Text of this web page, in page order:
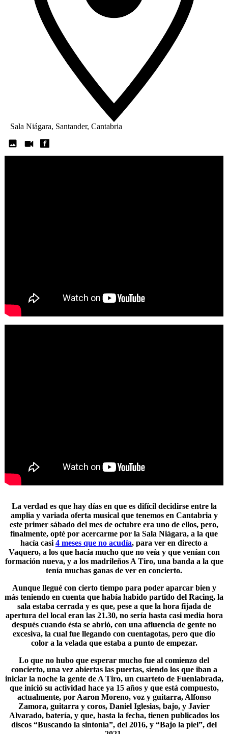
Sala Niágara, Santander, Cantabria
La verdad es que hay días en que es difícil decidirse entre la
amplia y variada oferta musical que tenemos en Cantabria y
este primer sábado del mes de octubre era uno de ellos, pero,
finalmente, opté por acercarme por la Sala Niágara, a la que
hacía casi 4 meses que no acudía, para ver en directo a
Vaquero, a los que hacía mucho que no veía y que venían con
formación nueva, y a los madrileños A Tiro, una banda a la que
tenía muchas ganas de ver en concierto.
Aunque llegué con cierto tiempo para poder aparcar bien y
más teniendo en cuenta que había habido partido del Racing, la
sala estaba cerrada y es que, pese a que la hora fijada de
apertura del local eran las 21.30, no sería hasta casi media hora
después cuando ésta se abrió, con una afluencia de gente no
excesiva, la cual fue llegando con cuentagotas, pero que dio
color a la velada que estaba a punto de empezar.
Lo que no hubo que esperar mucho fue al comienzo del
concierto, una vez abiertas las puertas, siendo los que iban a
iniciar la noche la gente de A Tiro, un cuarteto de Fuenlabrada,
que inició su actividad hace ya 15 años y que está compuesto,
actualmente, por Aaron Moreno, voz y guitarra, Alfonso
Zamora, guitarra y coros, Daniel Iglesias, bajo, y Javier
Alvarado, batería, y que, hasta la fecha, tienen publicados los
discos “Buscando la sintonía”, del 2016, y “Bajo la piel”, del